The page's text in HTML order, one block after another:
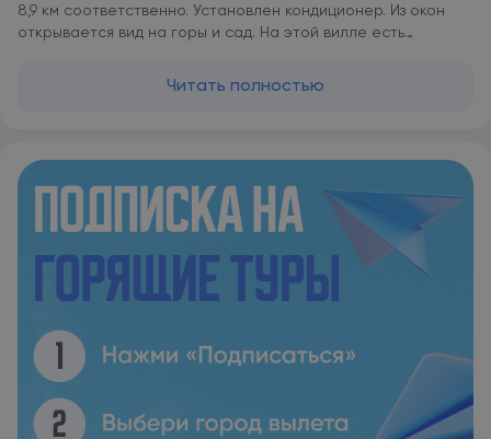
8,9 км соответственно. Установлен кондиционер. Из окон
открывается вид на горы и сад. На этой вилле есть
полностью оборудованная кухня и ванная комната (1).
и отправиться на велосипедную прогулку в округе.
Гражданский аэропорт Сития находится в 20 км.
Читать полностью